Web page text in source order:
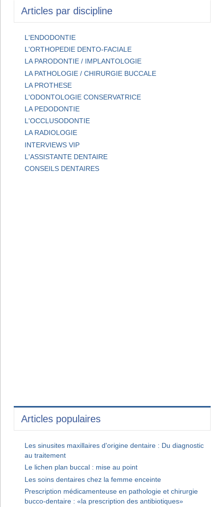
Articles par discipline
L'ENDODONTIE
L'ORTHOPEDIE DENTO-FACIALE
LA PARODONTIE / IMPLANTOLOGIE
LA PATHOLOGIE / CHIRURGIE BUCCALE
LA PROTHESE
L'ODONTOLOGIE CONSERVATRICE
LA PEDODONTIE
L'OCCLUSODONTIE
LA RADIOLOGIE
INTERVIEWS VIP
L'ASSISTANTE DENTAIRE
CONSEILS DENTAIRES
Articles populaires
Les sinusites maxillaires d'origine dentaire : Du diagnostic
au traitement
Le lichen plan buccal : mise au point
Les soins dentaires chez la femme enceinte
Prescription médicamenteuse en pathologie et chirurgie
bucco-dentaire : «la prescription des antibiotiques»